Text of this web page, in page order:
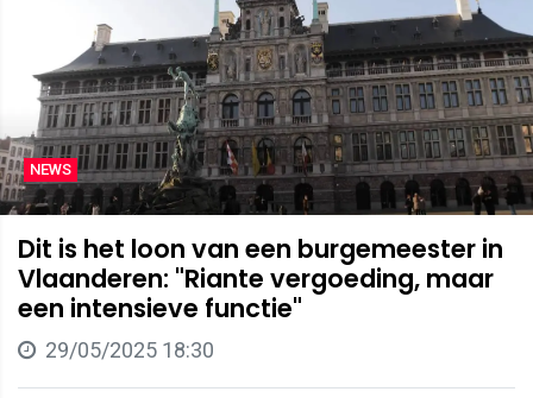
NEWS
Dit is het loon van een burgemeester in
Vlaanderen: "Riante vergoeding, maar
een intensieve functie"
29/05/2025 18:30